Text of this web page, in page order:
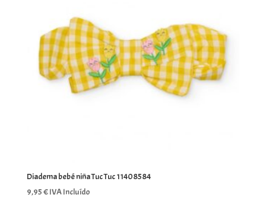
Diadema bebé niña Tuc Tuc 11408584
9,95€IVA Incluído